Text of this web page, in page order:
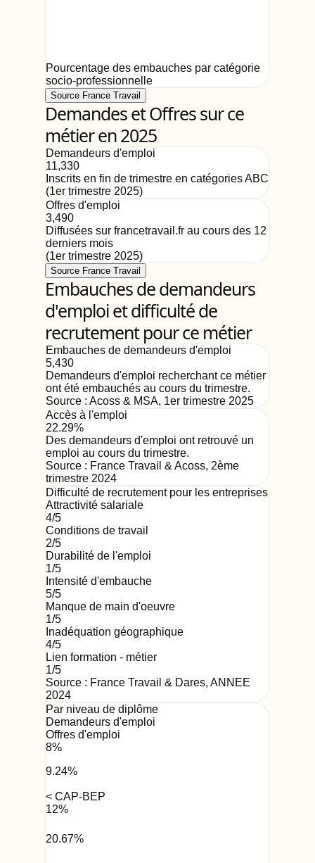
Pourcentage des embauches par catégorie
socio-professionnelle
Source France Travail
Demandes et Offres sur ce
métier en 2025
Demandeurs d'emploi
11,330
Inscrits en fin de trimestre en catégories ABC
(1er trimestre 2025)
Offres d'emploi
3,490
Diffusées sur francetravail.fr au cours des 12
derniers mois
(1er trimestre 2025)
Source France Travail
Embauches de demandeurs
d'emploi et difficulté de
recrutement pour ce métier
Embauches de demandeurs d'emploi
5,430
Demandeurs d'emploi recherchant ce métier
ont été embauchés au cours du trimestre.
Source : Acoss & MSA, 1er trimestre 2025
Accès à l'emploi
22.29%
Des demandeurs d'emploi ont retrouvé un
emploi au cours du trimestre.
Source : France Travail & Acoss, 2ème
trimestre 2024
Difficulté de recrutement pour les entreprises
Attractivité salariale
4/5
Conditions de travail
2/5
Durabilité de l'emploi
1/5
Intensité d'embauche
5/5
Manque de main d'oeuvre
1/5
Inadéquation géographique
4/5
Lien formation - métier
1/5
Source : France Travail & Dares, ANNEE
2024
Par niveau de diplôme
Demandeurs d'emploi
Offres d'emploi
8%
9.24%
< CAP-BEP
12%
20.67%